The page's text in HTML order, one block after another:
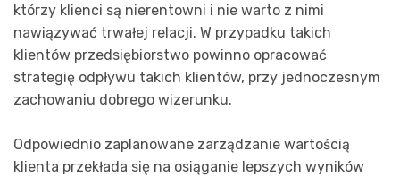
którzy klienci są nierentowni i nie warto z nimi
nawiązywać trwałej relacji. W przypadku takich
klientów przedsiębiorstwo powinno opracować
strategię odpływu takich klientów, przy jednoczesnym
zachowaniu dobrego wizerunku.
Odpowiednio zaplanowane zarządzanie wartością
klienta przekłada się na osiąganie lepszych wyników